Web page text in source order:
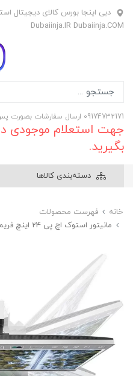
دبی اینجا بورس کالای دیجیتال
Dubaiinja.IR Dubaiinja.COM
09174732171 ارسال سفارشات بصورت پس‌کرایه تیپاکس
جهت استعلام موجودی
بگیرید.
دسته‌بندی کالاها
خانه
فهرست محصولات
مانیتور استوک اچ پی 24 اینچ فریم لس HP E243